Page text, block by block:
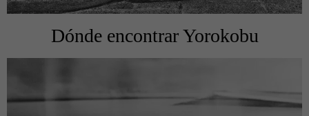
Dónde encontrar Yorokobu